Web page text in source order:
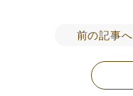
前の記事へ